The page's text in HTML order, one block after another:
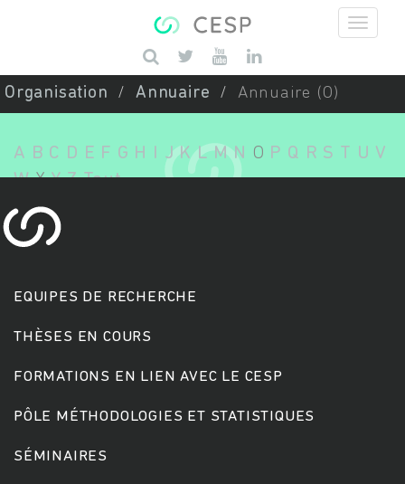
Saisissez vos mots-clés
Organisation Annuaire Annuaire (O)
A B C D E F G H J K L M N O P Q R S T U V
W X Y Z Tout
EQUIPES DE RECHERCHE
THÈSES EN COURS
FORMATIONS EN LIEN AVEC LE CESP
PÔLE MÉTHODOLOGIES ET STATISTIQUES
SÉMINAIRES